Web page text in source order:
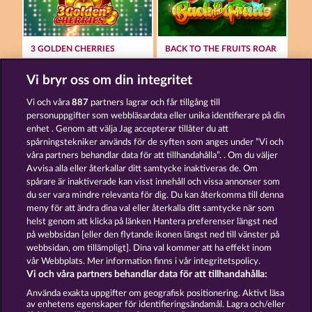
3 GOLDEN CHERRIES BACK TO THE FRUITS ROAR
ROYAL SEVEN ULTRA JUICY JESTER
Användarvillkor Sekretesspolicy Avtryck
Om Företaget FAQ Partnerprogram
Facebook
Skicka in en begäran om att ångra köpet
Vi bryr oss om din integritet
Vi och våra887 partners lagrar och får tillgång till
personuppgifter som webbläsardata eller unika identifierare på din
enhet . Genom att välja Jag accepterar tillåter du att
spårningstekniker används för de syften som anges under ”Vi och
våra partners behandlar data för att tillhandahålla”. . Om du väljer
Avvisa alla eller återkallar ditt samtycke inaktiveras de. Om
spårare är inaktiverade kan visst innehåll och vissa annonser som
du ser vara mindre relevanta för dig. Du kan återkomma till denna
meny för att ändra dina val eller återkalla ditt samtycke när som
helst genom att klicka på länken Hantera preferenser längst ned
på webbsidan [eller den flytande ikonen längst ned till vänster på
webbsidan, om tillämpligt]. Dina val kommer att ha effekt inom
vår Webbplats. Mer information finns i vår integritetspolicy.
Vi och våra partners behandlar data för att tillhandahålla:
Använda exakta uppgifter om geografisk positionering. Aktivt läsa
av enhetens egenskaper för identifieringsändamål. Lagra och/eller